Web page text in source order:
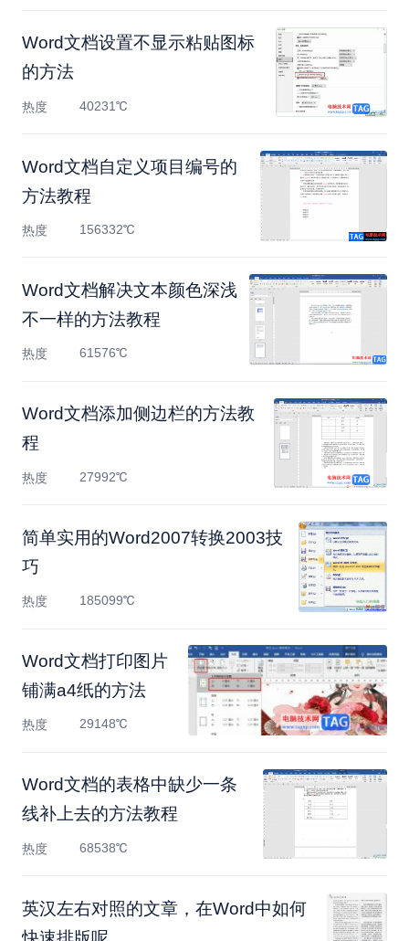
Word文档设置不显示粘贴图标
的方法
热度 40231℃
Word文档自定义项目编号的
方法教程
热度 156332℃
Word文档解决文本颜色深浅
不一样的方法教程
热度 61576℃
Word文档添加侧边栏的方法教
程
热度 27992℃
简单实用的Word2007转换2003技
巧
热度 185099℃
Word文档打印图片
铺满a4纸的方法
热度 29148℃
Word文档的表格中缺少一条
线补上去的方法教程
热度 68538℃
英汉左右对照的文章，在Word中如何